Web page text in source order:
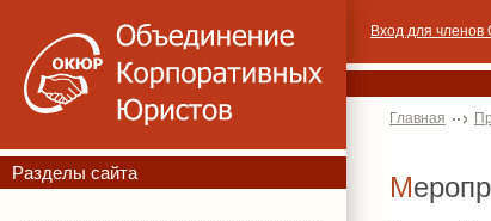
Разделы сайта
Вход для
Главная